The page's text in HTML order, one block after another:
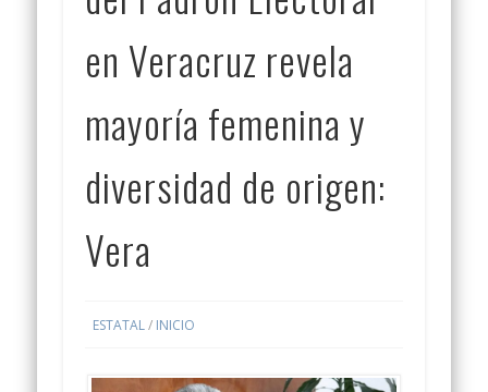
en Veracruz revela
mayoría femenina y
diversidad de origen:
Vera
ESTATAL/ INICIO